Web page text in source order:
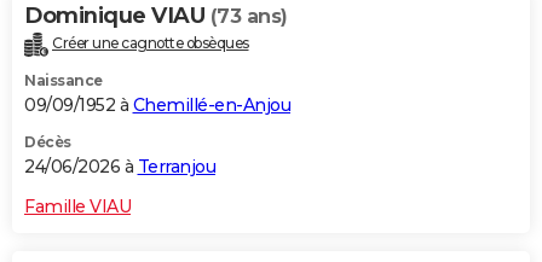
Dominique VIAU (73 ans)
Créer une cagnotte obsèques
Naissance
09/09/1952 à Chemillé-en-Anjou
Décès
24/06/2026 à Terranjou
Famille VIAU